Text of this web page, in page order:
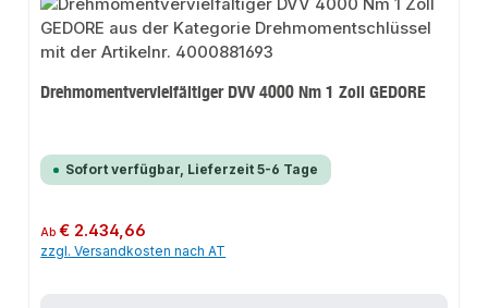
Drehmomentvervielfältiger DVV 4000 Nm 1 Zoll GEDORE
Sofort verfügbar, Lieferzeit 5-6 Tage
Regulärer Preis:
Ab€ 2.434,66
zzgl. Versandkosten nach AT